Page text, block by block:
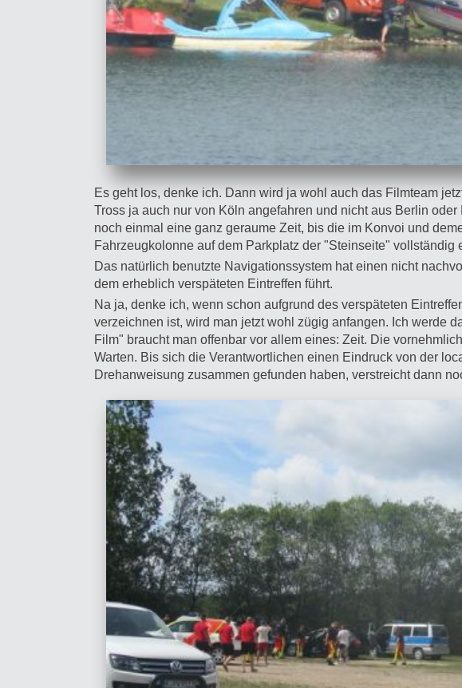
Es geht los, denke ich. Dann wird ja wohl auch das Filmteam
Tross ja auch nur von Köln angefahren und nicht aus Berlin
noch einmal eine ganz geraume Zeit, bis die im Konvoi und
Fahrzeugkolonne auf dem Parkplatz der "Steinseite" vollständig
Das natürlich benutzte Navigationssystem hat einen nicht
dem erheblich verspäteten Eintreffen führt.
Na ja, denke ich, wenn schon aufgrund des verspäteten
verzeichnen ist, wird man jetzt wohl zügig anfangen. Ich werde
Film" braucht man offenbar vor allem eines: Zeit. Die
Warten. Bis sich die Verantwortlichen einen Eindruck von der
Drehanweisung zusammen gefunden haben, verstreicht dann